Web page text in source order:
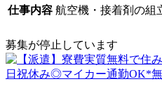
仕事内容 航空機・接着剤の組
募集が停止しています